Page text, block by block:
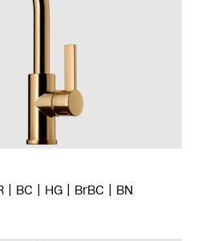
BC HG BrBC BN